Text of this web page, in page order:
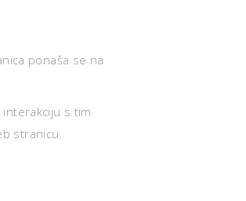
ponaša se na
s tim
stranicu.